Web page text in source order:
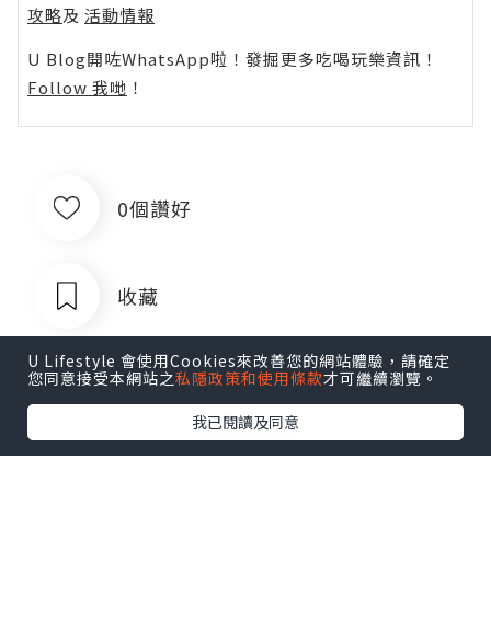
攻略及 活動情報
U Blog開咗WhatsApp啦！發掘更多吃喝玩樂資訊！
Follow 我哋 ！
0個讚好
收藏
U Lifestyle 會使用Cookies來改善您的網站體驗，請確定
您同意接受本網站之私隱政策和使用條款才可繼續瀏覽。
我已閱讀及同意